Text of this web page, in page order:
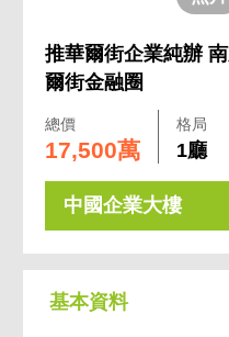
推華爾街企業純辦
爾街金融圈
總價
17,500萬
格局
1廳
中國企業大樓
基本資料